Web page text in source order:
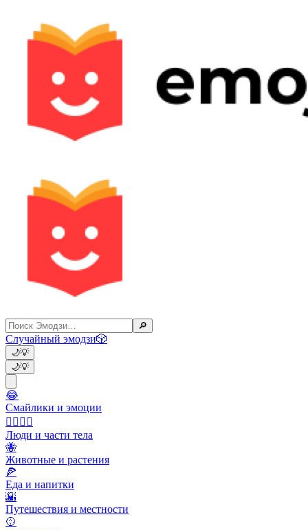
🔎
Случайный эмодзи🎲
🌙💡
🌙💡
😂
Смайлики и эмоции
👩‍❤️‍💋‍👨
Люди и части тела
🐝
Животные и растения
🍕
Еда и напитки
🌇
Путешествия и местности
🥎